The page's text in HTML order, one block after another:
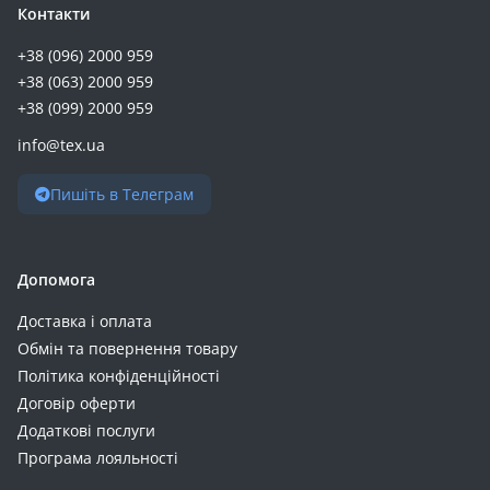
Nokia C10/C20 (+3)
Realme C31 (+3)
Nothing Phone 2 (+3)
Nubia V70 Max (+3)
OnePlus 12R (+3)
OnePlus Ace 2 (+3)
Oppo A73 (+3)
OPPO Reno15 F 5G / Reno15 FS 5G (+3)
Oscal C70 (+3)
Poco F6 (+3)
Poco F6 Pro (+3)
Poco M8 (+3)
Realme 10 (+3)
Контакти
+38 (096) 2000 959
+38 (063) 2000 959
+38 (099) 2000 959
info@tex.ua
Пишіть в Телеграм
Допомога
Доставка і оплата
Обмін та повернення товару
Політика конфіденційності
Договір оферти
Додаткові послуги
Програма лояльності